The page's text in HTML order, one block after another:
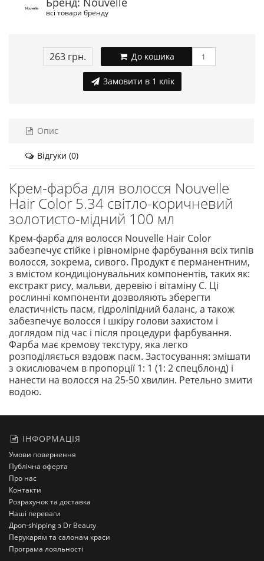
всі товари бренду
263 грн. До кошика
Замовити в 1 клік
Опис
Відгуки (0)
Крем-фарба для волосся Nouvelle
Hair Color 5.34 світло-коричневий
золотисто-мідний 100 мл
Крем-фарба для волосся Nouvelle Hair Color
забезпечує стійке і рівномірне фарбування всіх типів
волосся, зокрема, сивого. Продукт є перманентним,
з вмістом кондиціонувальних компонентів, таких як:
екстракт рису, мальви, деревію і вітаміну С. Ці
рослинні компоненти дозволяють зберегти
еластичність пасм, гідроліпідний баланс, а також
забезпечує волосся і шкіру голови захистом і
доглядом під час і після процедури фарбування.
Фарба має кремову текстуру, яка легко
розподіляється вздовж пасм. Застосування: змішати
з окислювачем в пропорції 1: 1 (1: 2 спецблонд) і
нанести на волосся на 25-50 хвилин. Ретельно змити
водою.
ІНФОРМАЦІЯ
Умови повернення
Публічна оферта
Про нас
Контакти
Розрахунок та доставка
Наші переваги
Дроп-shipping з Dr Beauty
Перукарям та салонам краси
Програма лояльності